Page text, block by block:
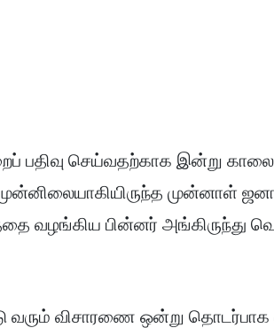
பதிவு செய்வதற்காக இன்று காலை
முன்னாள்
வழங்கிய பின்னர் அங்கிருந்து
வரும் விசாரணை ஒன்று